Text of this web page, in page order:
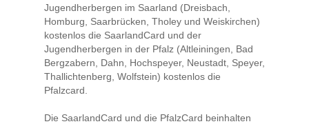
Jugendherbergen im Saarland (Dreisbach,
Homburg, Saarbrücken, Tholey und Weiskirchen)
kostenlos die SaarlandCard und der
Jugendherbergen in der Pfalz (Altleiningen, Bad
Bergzabern, Dahn, Hochspeyer, Neustadt, Speyer,
Thallichtenberg, Wolfstein) kostenlos die
Pfalzcard.
Die SaarlandCard und die PfalzCard beinhalten